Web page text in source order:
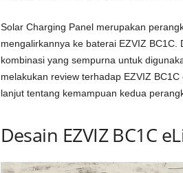
Solar Charging Panel merupakan
mengalirkannya ke baterai EZVIZ
kombinasi yang sempurna untuk
melakukan review terhadap EZVIZ
lanjut tentang kemampuan kedua
Desain EZVIZ BC1C